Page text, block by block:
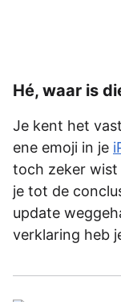
Hé, waar is
Je kent het
ene emoji in je
toch zeker wist
je tot de
update
verklaring heb